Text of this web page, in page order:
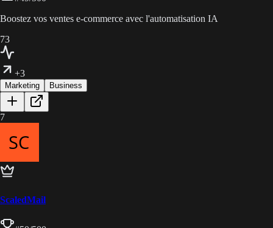
Boostez vos ventes e-commerce avec l'automatisation IA
73
+3
Marketing Business
7
ScaledMail